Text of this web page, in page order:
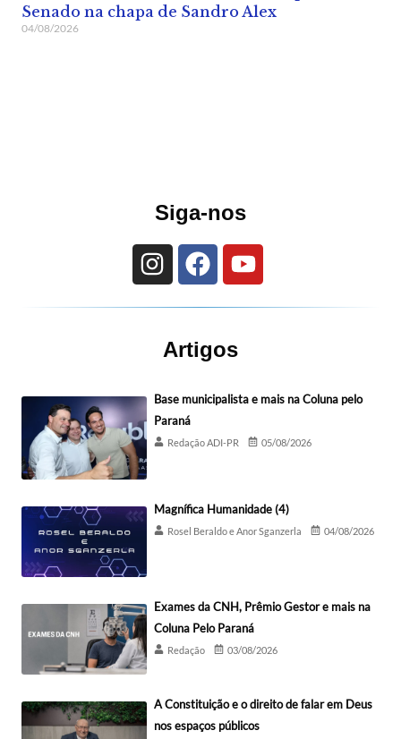
Senado na chapa de Sandro Alex
04/08/2026
Siga-nos
Artigos
Base municipalista e mais na Coluna pelo
Paraná
Redação ADI-PR 05/08/2026
Magnífica Humanidade (4)
Rosel Beraldo e Anor Sganzerla 04/08/2026
Exames da CNH, Prêmio Gestor e mais na
Coluna Pelo Paraná
Redação 03/08/2026
A Constituição e o direito de falar em Deus
nos espaços públicos